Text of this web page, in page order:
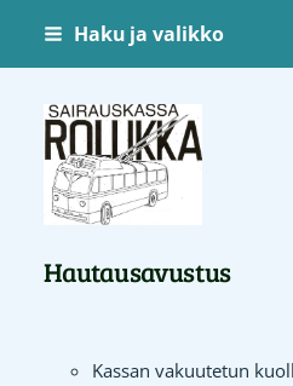
Siirry
Haku ja valikko
Sairauskassa
Hautausavustus
Kassan vakuutetun